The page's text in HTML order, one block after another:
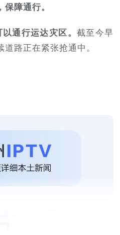
障通行。
通行运达灾区。 截至今早
路正在紧张抢通中。